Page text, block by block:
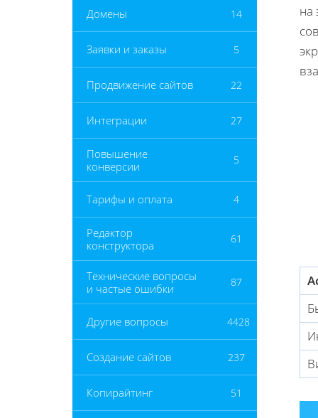
Домены 14
Заявки и заказы 5
Продвижение сайтов 22
Интеграции 27
Повышение
конверсии
5
Тарифы и оплата 4
Редактор
конструктора
61
Технические вопросы
и частые ошибки
87
Другие вопросы 4428
Создание сайтов 237
Копирайтинг 51
на